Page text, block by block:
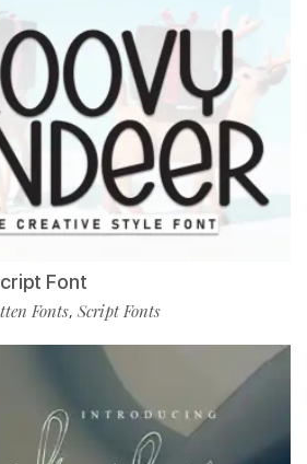
Font
Fonts, Script Fonts